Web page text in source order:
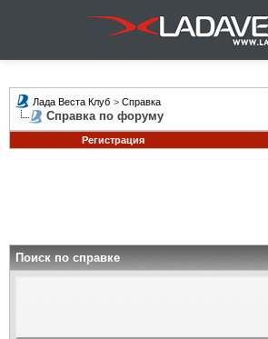
Лада Веста Клуб > Справка
Справка по форуму
Регистрация
Поиск по справке